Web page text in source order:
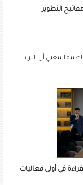
التطوير
المغني أن التراث .....
في أولى فعاليات